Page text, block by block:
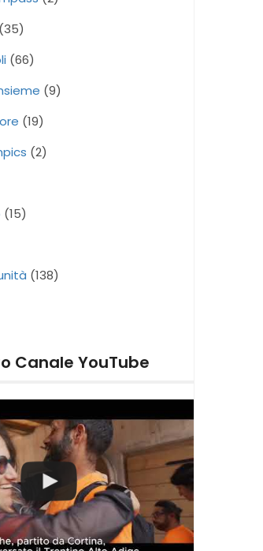
(35)
(66)
(9)
(19)
(2)
(15)
(138)
Canale YouTube